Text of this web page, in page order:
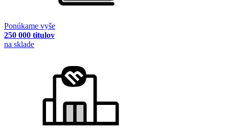
Ponúkame vyše
250 000 titulov
na sklade